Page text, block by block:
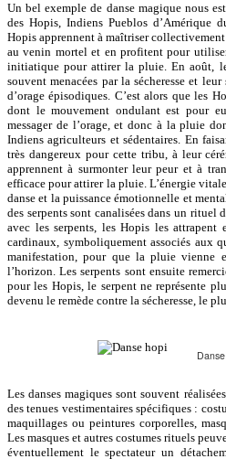
Un bel exemple de danse magique nous
des Hopis, Indiens Pueblos d’Amérique
Hopis apprennent à maîtriser
au venin mortel et en profitent pour
initiatique pour attirer la pluie. En août,
souvent menacées par la sécheresse et
d’orage épisodiques. C’est alors que les
dont le mouvement ondulant est pour
messager de l’orage, et donc à la pluie
Indiens agriculteurs et sédentaires. En
très dangereux pour cette tribu, à leur
apprennent à surmonter leur peur et à
efficace pour attirer la pluie. L’énergie
danse et la puissance émotionnelle et
des serpents sont canalisées dans un rituel
avec les serpents, les Hopis les attrapent
cardinaux, symboliquement associés aux
manifestation, pour que la pluie vienne
l’horizon. Les serpents sont ensuite
pour les Hopis, le serpent ne représente
devenu le remède contre la sécheresse, le
Les danses magiques sont souvent
des tenues vestimentaires spécifiques :
maquillages ou peintures corporelles,
Les masques et autres costumes rituels
éventuellement le spectateur un